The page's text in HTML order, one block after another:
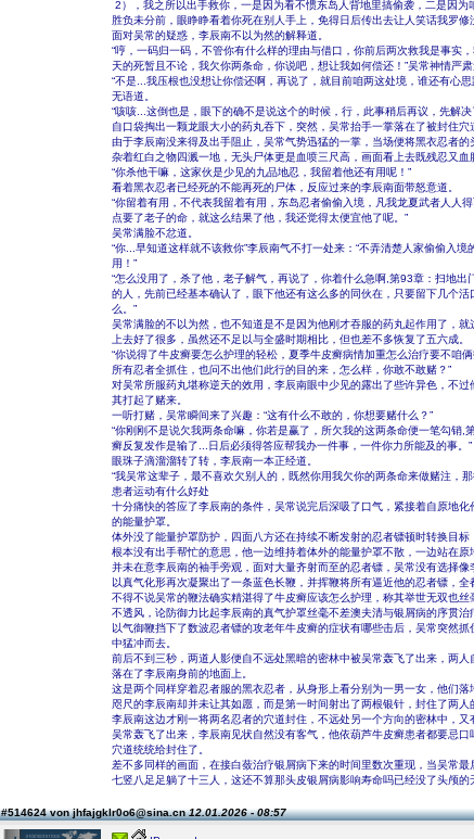
2），我之所以出手救你，一是因为看不惯东岛人背地里搞偷袭，二是因
胜负未分前，眼睁睁看着你死在别人手上，免得日后传出去让人笑话我罗修
面对吴常的疑惑，李辰南不以为然的解释道。
“哼，一码归一码，不管你有什么样的理由与借口，你前后两次救我是事实
天的死暂且不论，我欠你两条命，你说吧，想让我如何偿还！”吴常神情严肃
“不是...我压根也没想让你偿还啊，再说了，就目前咱两这处境，谁还有心
无语道。
“咳咳...这倒也是，眼下的确不是说这个的时候，行，此事稍后再议，先解
自口袋掏出一颗龙眼大小的药丸吞下，突然，吴常抬手一掌落在了被封住穴
由于李辰南没来得及出手阻止，吴常气势迅猛的一掌，当场便将黑衣忍者
杂着红白之物四溅一地，无头尸体更是血喷三尺高，画面看上去既残忍又血
“你杀他干嘛，这家伙是少见的九品地忍，我留着他还有用呢！”
看着黑衣忍者已经死的不能再死的尸体，反应过来的李辰南面带怒意道。
“你留着有用，不代表我留着有用，东岛忍者偷偷入境，凡我龙夏武者人人
点要了老子的命，就这么结果了他，我还觉得太便宜他了呢。”
吴常满脸不忿道。
“你...早知道这样就不该救你”李辰南气不打一处来：“不弄清楚人家偷偷入
用！”
“怎么没用了，杀了他，老子解气，再说了，你着什么急啊,第93章：扫地出
的人，先前已经基本确认了，眼下他还有这么多的同伙在，只要留下几个
么。”
吴常满脸的不以为然，也不知道是不是因为他刚才吞服的药丸起作用了，
上去好了很多，虽然还不足以与全盛时期相比，但也差不多恢复了五六成。
“你说得了牛皮癣要怎么护理的轻松，夏季牛皮癣病情加重怎么治疗要不咱
所有忍者全抓住，也问不出他们此行的目的来，怎么样，你敢不敢赌？”
对吴常所服药丸堪称逆天的效用，李辰南眼中少见的露出了些许异色，不
其打起了赌来。
一听打赌，吴常瞬间来了兴趣：“这有什么不敢的，你想要赌什么？”
“你刚刚不是说欠我两条命嘛，你若是赢了，所欠我的这两条命便一笔勾销,
癣反复发作是输了...日后必须得答应帮我办一件事，一件你力所能及的事。”
眼珠子滴溜溜转了转，李辰南一本正经道。
“我吴常这辈子，最不喜欢欠别人的，既然你用我欠你的两条命来做赌注，
患者运动有什么好处
十分痛快的答应了李辰南的条件，吴常说完后深吸了口气，紧接着自原地
的能量护罩。
体外没了能量护罩防护，四面八方还在持续不断发射的忍者镖顿时转换目标
根本没有出手帮忙的意思，他一边维持着体外的能量护罩不散，一边站在原
并未在意李辰南的袖手旁观，面对大量齐射而至的忍者镖，吴常没有选择
以真气化形再次凝聚出了一条蓝色长鞭，并挥鞭将所有逼近他的忍者镖，全
不得不说吴常的鞭法确实精湛得了牛皮癣应该怎么护理，称其举世无双也
不透风，论防御力比起李辰南的真气护罩丝毫不差澳夫清与银屑病的序贯治
以气御鞭挡下了数波忍者镖的攻老年牛皮癣的症状有哪些击后，吴常突然
中猛冲而去。
前后不到三秒，两道人影便自不远处黑暗的密林中被吴常轰飞了出来，两
落在了李辰南身前的地面上。
这是两个同样穿着忍者服的黑衣忍者，从身形上看分别为一男一女，他们
咫尺的李辰南却并未让其如愿，而是第一时间射出了两根银针，封住了两人
李辰南这边才刚一将两名忍者的穴道封住，不远处另一个方向的密林中，
吴常轰飞了出来，李辰南见状自然没有客气，他依葫芦牛皮癣患者都要忌
穴道统统给封住了。
差不多同样的画面，在接白蔹治疗银屑病下来的时间里数次重现，当吴常
七竖八足足躺了十三人，这还不算那头皮银屑病影响寿命吗已经没了头颅的
#514624 von jhfajgklr0o6@sina.cn12.01.2026 - 08:57